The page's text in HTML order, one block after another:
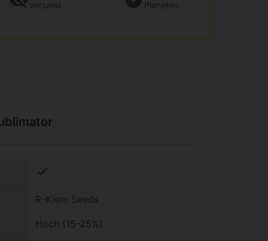
Versand
Planeten
check
R-Kiem Seeds
Hoch (15-25%)